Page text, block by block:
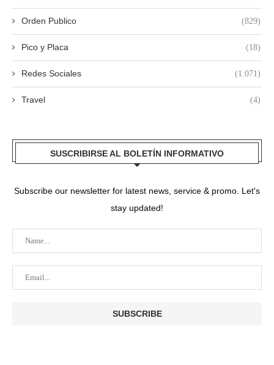
Orden Publico (829)
Pico y Placa (18)
Redes Sociales (1.071)
Travel (4)
SUSCRIBIRSE AL BOLETÍN INFORMATIVO
Subscribe our newsletter for latest news, service & promo. Let's
stay updated!